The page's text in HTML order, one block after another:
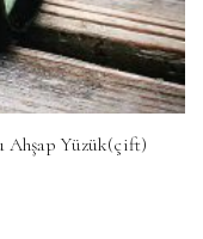
Ahşap Yüzük(çift)